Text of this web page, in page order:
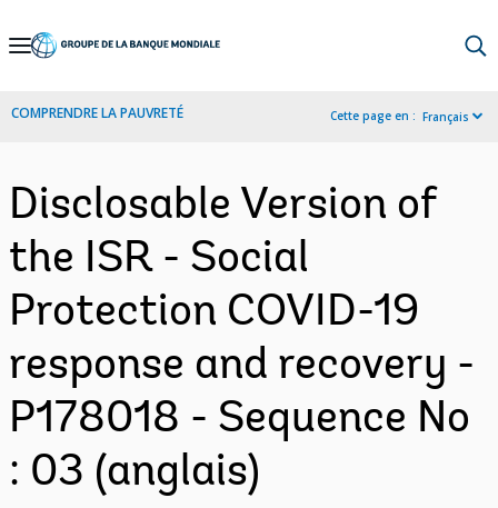
Skip
Navigation
COMPRENDRE LA PAUVRETÉ Cette page en : Français
Disclosable Version of
the ISR - Social
Protection COVID-19
response and recovery -
P178018 - Sequence No
: 03 (anglais)